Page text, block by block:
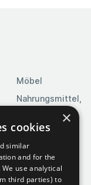
Möbel
Nahrungsmittel,
Tabak
Religion &
Feierlichkeiten
Software
×
cookies
similar
and for the
use analytical
third parties) to